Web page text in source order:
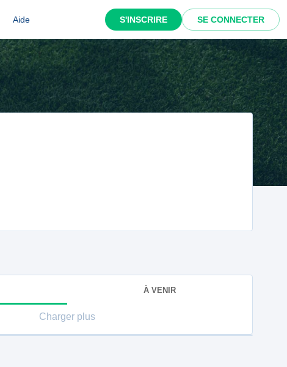
Aide S'INSCRIRE SE CONNECTER
À VENIR
Charger plus